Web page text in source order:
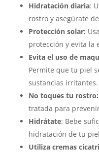
Hidratación diaria:
rostro y asegúrate
Protección solar:
protección y evita la
Evita el uso de
Permite que tu piel
sustancias irritantes.
No toques tu rostro:
tratada para
Hidrátate: Bebe
hidratación de tu
Utiliza cremas